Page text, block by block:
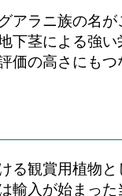
アラニ族の名が
下茎による強
の高さにもつ
る観賞用植物と
輸入が始まっ